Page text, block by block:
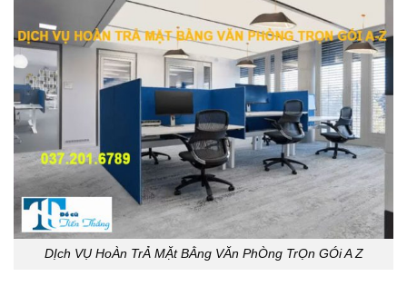
DỊch VỤ HoÀn TrẢ MẶt BẰng VĂn PhÒng TrỌn GÓi A Z